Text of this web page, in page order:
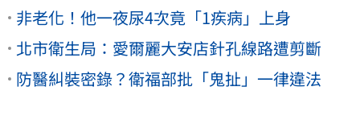
非老化！他一夜尿4次竟「1疾病」上身
北市衛生局：愛爾麗大安店針孔線路遭剪斷
防醫糾裝密錄？衛福部批「鬼扯」一律違法